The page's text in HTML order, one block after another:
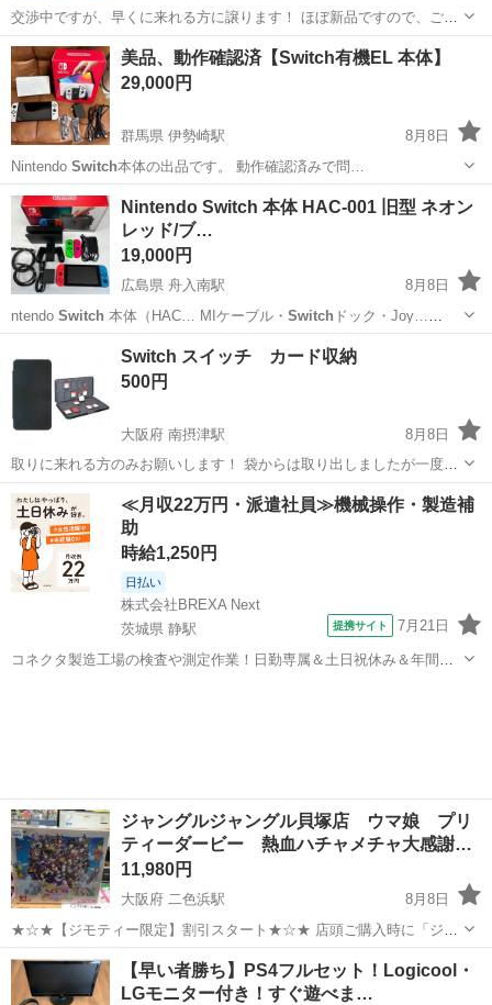
交渉中ですが、早くに来れる方に譲ります！ ほぼ新品ですので、ご希
望者はお早めに！これ以上値下がりすることはございません。。 2023
年に新品で購入しました🎵 高級ベビーカー80,000円以上（本体7万以
上+付属品等）は...
愛知 名古屋市 御器所駅 ベビー用品 switch
美品、動作確認済【Switch有機EL 本体】
29,000円
群馬県 伊勢崎駅
8月8日
Nintendo Switch本体の出品です。 動作確認済みで問…
群馬 伊勢崎市 テレビゲーム
Nintendo Switch 本体 HAC-001 旧型 ネオン
レッド/ブ…
19,000円
広島県 舟入南駅
8月8日
ntendo Switch 本体（HAC… MIケーブル・ Switch ドック・Joy…
ntendoSwitch本体 ・型… ntendoSwitch本体（HAC… ntendo
Switch
ドック ・A… ・...
Switch スイッチ カード収納
500円
大阪府 南摂津駅
8月8日
取りに来れる方のみお願いします！ 袋からは取り出しましたが一度も
使っていません！
大阪 摂津市 南摂津駅 テレビゲーム Switch
≪月収22万円・派遣社員≫機械操作・製造補
助
時給1,250円
日払い
株式会社BREXA Next
茨城県 静駅
提携サイト 7月21日
コネクタ製造工場の検査や測定作業！日勤専属＆土日祝休み＆年間休
ジャングルジャングル貝塚店 ウマ娘 プリ
ティーダービー 熱血ハチャメチャ大感謝…
11,980円
大阪府 二色浜駅
8月8日
★☆★【ジモティー限定】割引スタート★☆★ 店頭ご購入時に「ジモ
ティーを見た」とお伝え頂くと 【店頭価格より 3%OFF！】にてご購
入出来ます！ 家具ならご自身でお持ち帰りの場合には なんとなんと！
【店頭価格より12%OFF...
大阪 貝塚市 二色浜駅 テレビゲーム
【早い者勝ち】PS4フルセット！Logicool・
LGモニター付き！すぐ遊べま…